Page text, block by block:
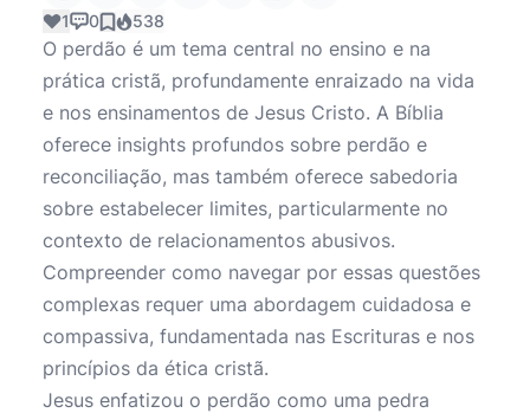
1 0 538
O perdão é um tema central no ensino e na
prática cristã, profundamente enraizado na vida
e nos ensinamentos de Jesus Cristo. A Bíblia
oferece insights profundos sobre perdão e
reconciliação, mas também oferece sabedoria
sobre estabelecer limites, particularmente no
contexto de relacionamentos abusivos.
Compreender como navegar por essas questões
complexas requer uma abordagem cuidadosa e
compassiva, fundamentada nas Escrituras e nos
princípios da ética cristã.
Jesus enfatizou o perdão como uma pedra